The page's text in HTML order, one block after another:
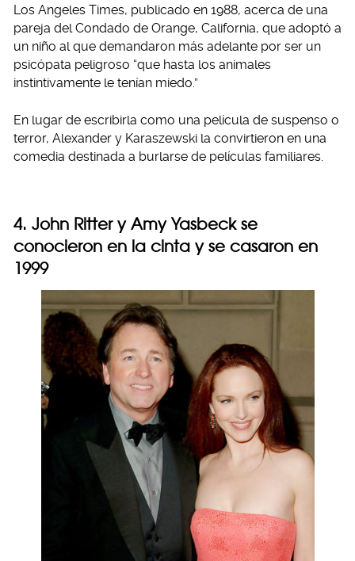
Los Angeles Times, publicado en 1988, acerca de una
pareja del Condado de Orange, California, que adoptó a
un niño al que demandaron más adelante por ser un
psicópata peligroso “que hasta los animales
instintivamente le tenían miedo.”
En lugar de escribirla como una película de suspenso o
terror, Alexander y Karaszewski la convirtieron en una
comedia destinada a burlarse de películas familiares.
4. John Ritter y Amy Yasbeck se
conocieron en la cinta y se casaron en
1999